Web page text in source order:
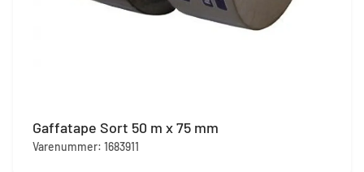
Gaffatape Sort 50 m x 75 mm
Varenummer: 1683911